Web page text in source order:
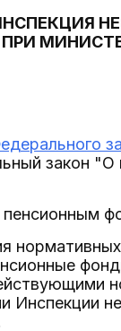
ПРИ
закон
Инспекции